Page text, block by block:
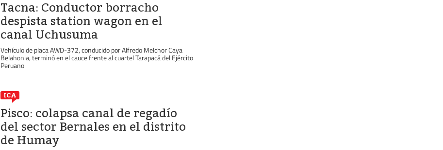
Tacna: Conductor borracho
despista station wagon en el
canal Uchusuma
Vehículo de placa AWD-372, conducido por Alfredo Melchor Caya
Belahonia, terminó en el cauce frente al cuartel Tarapacá del Ejército
Peruano
ICA
Pisco: colapsa canal de regadío
del sector Bernales en el distrito
de Humay